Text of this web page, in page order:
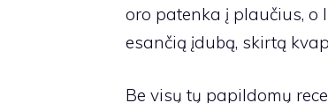
oro patenka į plaučius, o
esančią įdubą, skirtą
Be visų tų papildomų